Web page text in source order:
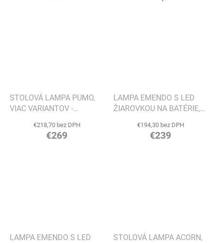
STOLOVÁ LAMPA PUMO,
VIAC VARIANTOV -
€218,70 bez DPH
€269
LAMPA EMENDO S LED
ŽIAROVKOU NA BATÉRIE,
€194,30 bez DPH
€239
LAMPA EMENDO S LED
STOLOVÁ LAMPA ACORN,